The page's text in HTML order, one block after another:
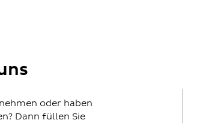
oder haben
Dann füllen Sie